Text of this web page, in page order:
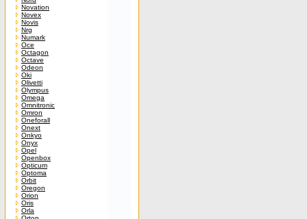
Novation
Novex
Novis
Nrg
Numark
Oce
Octagon
Octave
Odeon
Oki
Olivetti
Olympus
Omega
Omnitronic
Omron
Oneforall
Onext
Onkyo
Onyx
Opel
Openbox
Opticum
Optoma
Orbit
Oregon
Orion
Oris
Orla